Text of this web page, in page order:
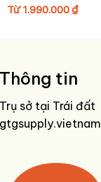
Từ1.990.000₫
Thông tin
Trụ sở tại Trái đất